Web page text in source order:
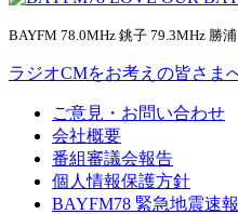
BAYFM 78.0MHz 銚子 79.3MHz 勝
ラジオCMをお考えの皆さま
ご意見・お問い合わせ
会社概要
番組審議会報告
個人情報保護方針
BAYFM78 緊急地震速報